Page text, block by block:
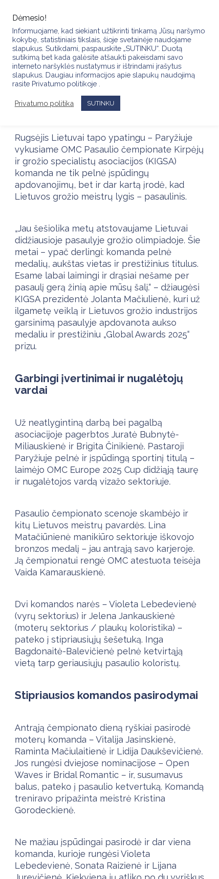
content
Lietuvos grožio meistrai sužibėjo
Pasaulio čempionate: KIGSA
komanda pelnė aukštus
apdovanojimus ir medalius
Rugsėjis Lietuvai tapo ypatingu – Paryžiuje
vykusiame OMC Pasaulio čempionate Kirpėjų
ir grožio specialistų asociacijos (KIGSA)
komanda ne tik pelnė įspūdingų
apdovanojimų, bet ir dar kartą įrodė, kad
Lietuvos grožio meistrų lygis – pasaulinis.
„Jau šešiolika metų atstovaujame Lietuvai
didžiausioje pasaulyje grožio olimpiadoje. Šie
metai – ypač derlingi: komanda pelnė
medalių, aukštas vietas ir prestižinius titulus.
Esame labai laimingi ir drąsiai nešame per
pasaulį gerą žinią apie mūsų šalį.“ – džiaugėsi
KIGSA prezidentė Jolanta Mačiulienė, kuri už
ilgametę veiklą ir Lietuvos grožio industrijos
garsinimą pasaulyje apdovanota aukso
medaliu ir prestižiniu „Global Awards 2025“
prizu.
Garbingi įvertinimai ir nugalėtojų
vardai
Už neatlygintiną darbą bei pagalbą
asociacijoje pagerbtos Juratė Bubnytė-
Miliauskienė ir Brigita Činikienė. Pastaroji
Paryžiuje pelnė ir įspūdingą sportinį titulą –
laimėjo OMC Europe 2025 Cup didžiąją taurę
ir nugalėtojos vardą vizažo sektoriuje.
Pasaulio čempionato scenoje skambėjo ir
kitų Lietuvos meistrų pavardės. Lina
Matačiūnienė manikiūro sektoriuje iškovojo
bronzos medalį – jau antrąją savo karjeroje.
Ją čempionatui rengė OMC atestuota teisėja
Vaida Kamarauskienė.
Dvi komandos narės – Violeta Lebedevienė
(vyrų sektorius) ir Jelena Jankauskienė
(moterų sektorius / plaukų koloristika) –
pateko į stipriausiųjų šešetuką. Inga
Bagdonaitė-Balevičienė pelnė ketvirtąją
vietą tarp geriausiųjų pasaulio koloristų.
Stipriausios komandos pasirodymai
Antrąją čempionato dieną ryškiai pasirodė
moterų komanda – Vitalija Jasinskienė,
Raminta Mačiulaitienė ir Lidija Daukševičienė.
Jos rungėsi dviejose nominacijose – Open
Waves ir Bridal Romantic – ir, susumavus
balus, pateko į pasaulio ketvertuką. Komandą
treniravo pripažinta meistrė Kristina
Gorodeckienė.
Ne mažiau įspūdingai pasirodė ir dar viena
komanda, kurioje rungėsi Violeta
Lebedevienė, Sonata Raizienė ir Lijana
Dėmesio!
Informuojame, kad siekiant užtikrinti tinkamą Jūsų naršymo
kokybę, statistiniais tikslais, šioje svetainėje naudojame
slapukus. Sutikdami, paspauskite „SUTINKU“. Duotą
sutikimą bet kada galėsite atšaukti pakeisdami savo
interneto naršyklės nustatymus ir ištrindami įrašytus
slapukus. Daugiau informacijos apie slapukų naudojimą
rasite Privatumo politikoje .
Privatumo politika SUTINKU